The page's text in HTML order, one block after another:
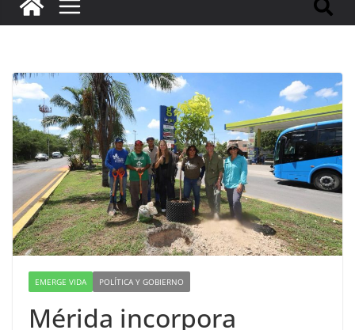
EMERGE VIDA POLÍTICA Y GOBIERNO
Mérida incorpora